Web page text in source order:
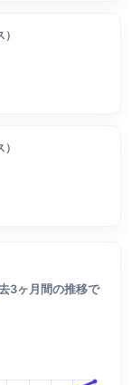
3ヶ月間の推移で